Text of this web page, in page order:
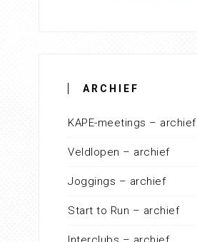
ARCHIEF
KAPE-meetings – archief
Veldlopen – archief
Joggings – archief
Start to Run – archief